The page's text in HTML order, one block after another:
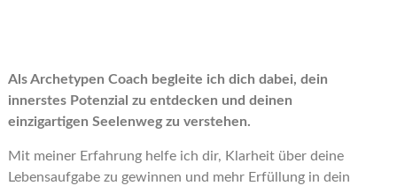
Als Archetypen Coach begleite ich dich dabei, dein
innerstes Potenzial zu entdecken und deinen
einzigartigen Seelenweg zu verstehen.
Mit meiner Erfahrung helfe ich dir, Klarheit über deine
Lebensaufgabe zu gewinnen und mehr Erfüllung in dein